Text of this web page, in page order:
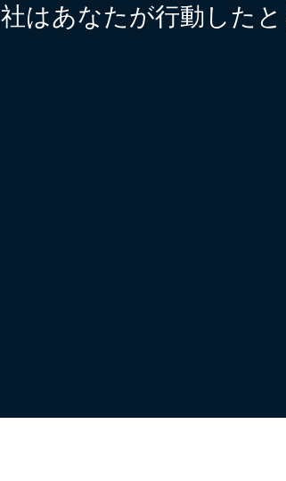
はあなたが行動した